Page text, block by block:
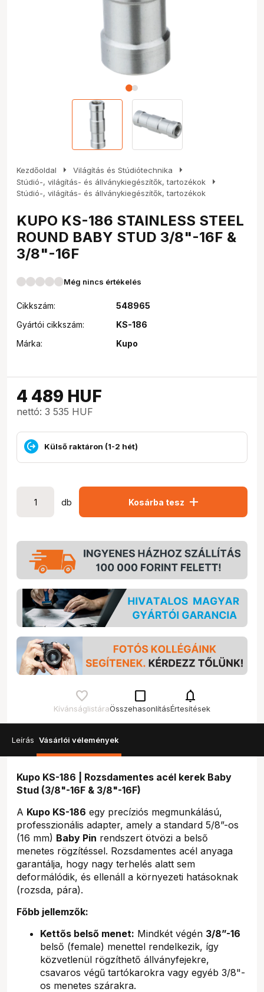
Kezdőoldal arrow_right Világítás és Stúdiótechnika arrow_right
Stúdió-, világítás- és állványkiegészítők, tartozékok arrow_right
Stúdió-, világítás- és állványkiegészítők, tartozékok
KUPO KS-186 STAINLESS STEEL
ROUND BABY STUD 3/8"-16F &
3/8"-16F
Még nincs értékelés
Cikkszám:
548965
Gyártói cikkszám:
KS-186
Márka:
Kupo
4 489 HUF
nettó: 3 535 HUF
Külső raktáron (1-2 hét)
db Kosárba tesz add
Kívánságlistára
check_box_outline_blank
Összehasonlítás
notifications
Értesítések
Leírás Vásárlói vélemények
Kupo KS-186 | Rozsdamentes acél kerek Baby
Stud (3/8"-16F & 3/8"-16F)
A Kupo KS-186 egy precíziós megmunkálású,
professzionális adapter, amely a standard 5/8”-os
(16 mm) Baby Pin rendszert ötvözi a belső
menetes rögzítéssel. Rozsdamentes acél anyaga
garantálja, hogy nagy terhelés alatt sem
deformálódik, és ellenáll a környezeti hatásoknak
(rozsda, pára).
Főbb jellemzők:
Kettős belső menet: Mindkét végén 3/8”-16
belső (female) menettel rendelkezik, így
közvetlenül rögzíthető állványfejekre,
csavaros végű tartókarokra vagy egyéb 3/8"-
os menetes szárakra.